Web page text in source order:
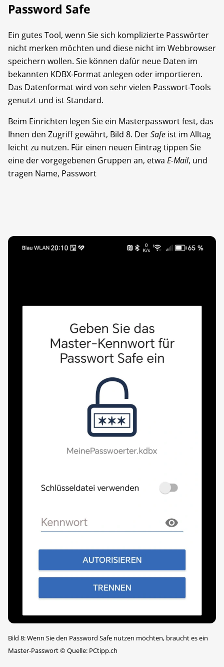
Password Safe
Ein gutes Tool, wenn Sie sich komplizierte Passwörter
nicht merken möchten und diese nicht im Webbrowser
speichern wollen. Sie können dafür neue Daten im
bekannten KDBX-Format anlegen oder importieren.
Das Datenformat wird von sehr vielen Passwort-Tools
genutzt und ist Standard.
Beim Einrichten legen Sie ein Masterpasswort fest, das
Ihnen den Zugriff gewährt, Bild 8. DerSafe ist im Alltag
leicht zu nutzen. Für einen neuen Eintrag tippen Sie
eine der vorgegebenen Gruppen an, etwa E-Mail, und
tragen Name, Passwort
Bild 8: Wenn Sie den Password Safe nutzen möchten, braucht es ein
Master-Passwort©Quelle: PCtipp.ch